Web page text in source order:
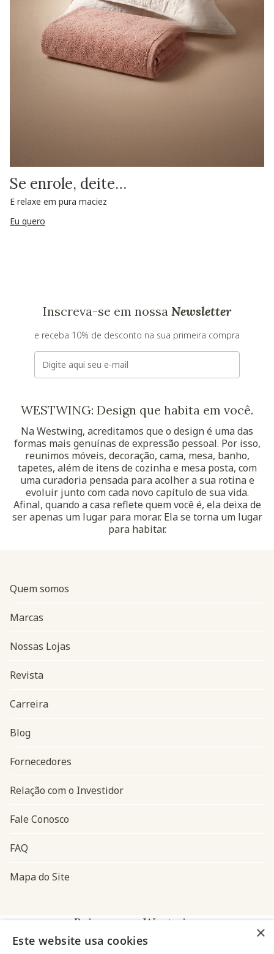
Se enrole, deite…
E relaxe em pura maciez
Eu quero
Inscreva-se em nossa Newsletter
e receba 10% de desconto na sua primeira compra
E-mail
WESTWING: Design que habita em você.
Na Westwing, acreditamos que o design é uma das
formas mais genuínas de expressão pessoal. Por isso,
reunimos móveis, decoração, cama, mesa, banho,
tapetes, além de itens de cozinha e mesa posta, com
uma curadoria pensada para acolher a sua rotina e
evoluir junto com cada novo capítulo de sua vida.
Afinal, quando a casa reflete quem você é, ela deixa de
ser apenas um lugar para morar. Ela se torna um lugar
para habitar.
Navegação do rodapé
Quem somos
Marcas
Nossas Lojas
Revista
Carreira
Blog
Fornecedores
Relação com o Investidor
Fale Conosco
FAQ
Mapa do Site
Baixe o app Westwing
×
Este website usa cookies